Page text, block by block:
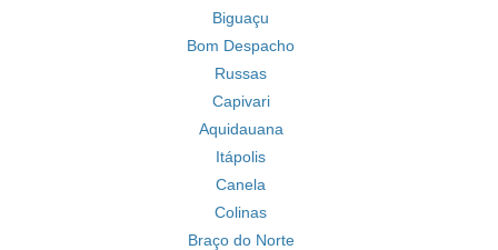
Biguaçu
Bom Despacho
Russas
Capivari
Aquidauana
Itápolis
Canela
Colinas
Braço do Norte